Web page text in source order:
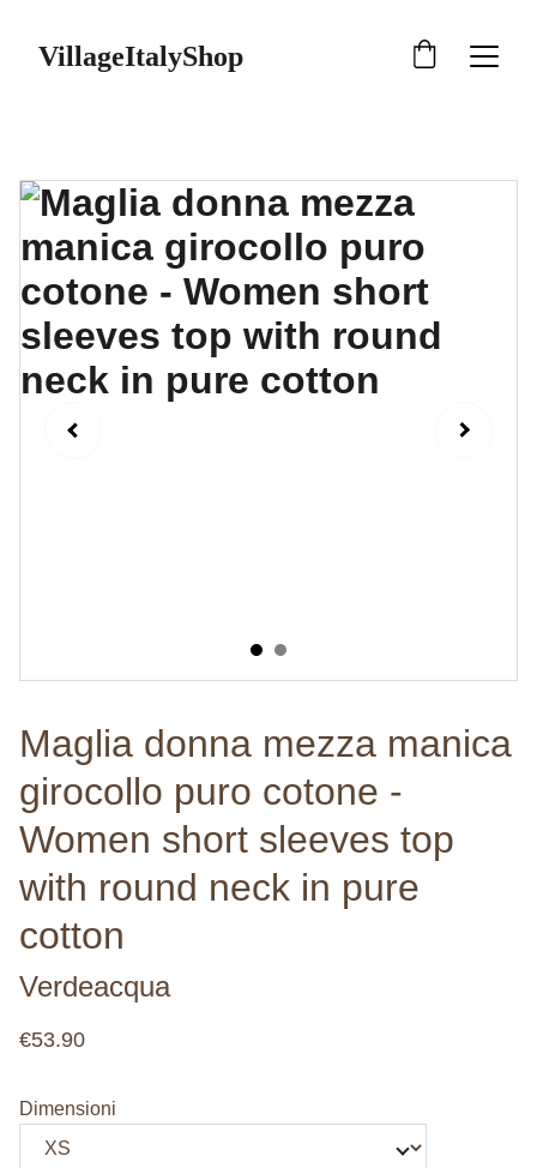
VillageItalyShop
Maglia donna mezza manica
girocollo puro cotone -
Women short sleeves top
with round neck in pure
cotton
Verdeacqua
€53.90
Dimensioni